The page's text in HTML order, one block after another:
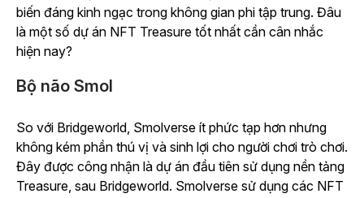
biến đáng kinh ngạc trong không gian phi tập trung. Đâu
là một số dự án NFT Treasure tốt nhất cần cân nhắc
hiện nay?
Bộ não Smol
So với Bridgeworld, Smolverse ít phức tạp hơn nhưng
không kém phần thú vị và sinh lợi cho người chơi trò chơi.
Đây được công nhận là dự án đầu tiên sử dụng nền tảng
Treasure, sau Bridgeworld. Smolverse sử dụng các NFT